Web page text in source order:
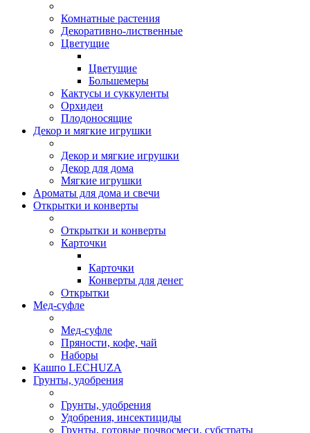
Комнатные растения
Декоративно-лиственные
Цветущие
Цветущие
Большемеры
Кактусы и суккуленты
Орхидеи
Плодоносящие
Декор и мягкие игрушки
Декор и мягкие игрушки
Декор для дома
Мягкие игрушки
Ароматы для дома и свечи
Открытки и конверты
Открытки и конверты
Карточки
Карточки
Конверты для денег
Открытки
Мед-суфле
Мед-суфле
Пряности, кофе, чай
Наборы
Кашпо LECHUZA
Грунты, удобрения
Грунты, удобрения
Удобрения, инсектициды
Грунты, готовые почвосмеси, субстраты